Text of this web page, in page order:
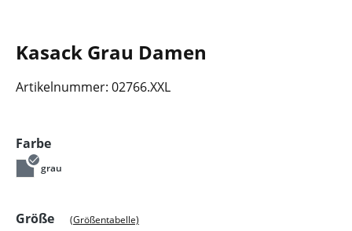
Kasack Grau Damen
Artikelnummer: 02766.XXL
Farbeauswählen
grau
Größeauswählen
(Größentabelle)